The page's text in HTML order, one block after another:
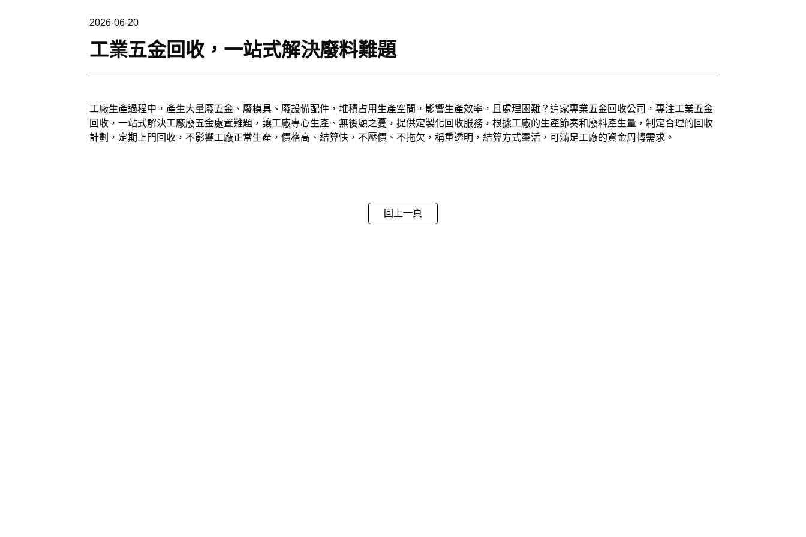
2026-06-20
工業五金回收，一站式解決廢料難題
工廠生產過程中，產生大量廢五金、廢模具、廢設備配件，堆積占用生產空間，影響生產效率，且處理困難？這家專業五金回收公司，專注工業五金
回收，一站式解決工廠廢五金處置難題，讓工廠專心生產、無後顧之憂，提供定製化回收服務，根據工廠的生產節奏和廢料產生量，制定合理的回收
計劃，定期上門回收，不影響工廠正常生產，價格高、結算快，不壓價、不拖欠，稱重透明，結算方式靈活，可滿足工廠的資金周轉需求。
回上一頁